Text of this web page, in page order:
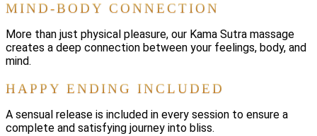
MIND-BODY CONNECTION
More than just physical pleasure, our Kama Sutra massage
creates a deep connection between your feelings, body, and
mind.
HAPPY ENDING INCLUDED
A sensual release is included in every session to ensure a
complete and satisfying journey into bliss.